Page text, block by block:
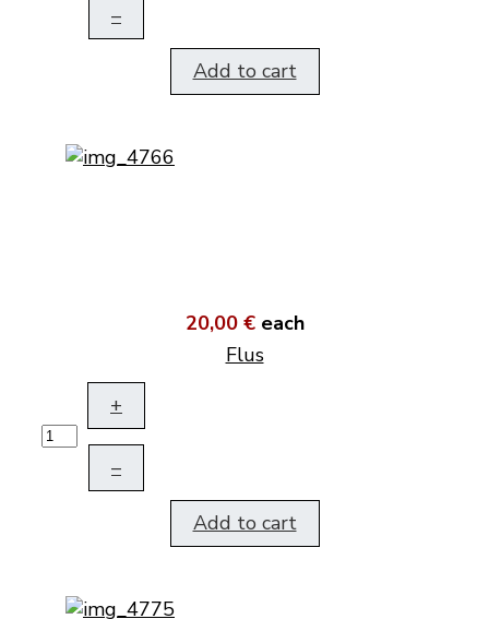
–
Add to cart
20,00 € each
Flus
+
–
Add to cart